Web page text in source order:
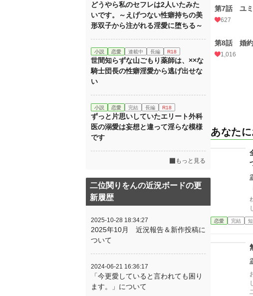
第7話 ユミ
627
第8話 婚約
1,016
あなた
恋愛 完結
どうやら私のセフレは2人いたみた
いです。～えげつない性癖持ちの美
形双子から注がれる淫愛に堕ちる～
小説 恋愛 連載中 長編 R18
世間知らずな山ごもり薬師は、××な
騎士団長の性癖淫愛から逃げ出せな
い
小説 恋愛 完結 長編 R18
ずっと片思いしていたエリート外科
医の溺愛は妄想と違って淫らな模様
です
もっと見る
二位関りをんの近況ボードの更
新履歴
2025-10-28 18:34:27
2025年10月 近況報告＆新作投稿に
ついて
2024-06-21 16:36:17
「今更愛していると言われても困り
ます。」について